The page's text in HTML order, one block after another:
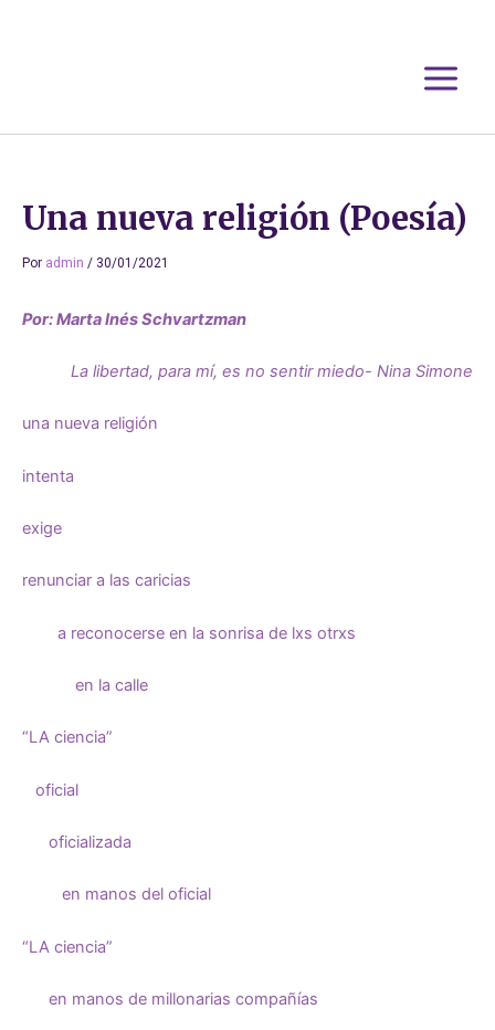
Una nueva religión (Poesía)
Por admin / 30/01/2021
Por: Marta Inés Schvartzman
La libertad, para mí, es no sentir miedo- Nina Simone
una nueva religión
intenta
exige
renunciar a las caricias
a reconocerse en la sonrisa de lxs otrxs
en la calle
“LA ciencia”
oficial
oficializada
en manos del oficial
“LA ciencia”
en manos de millonarias compañías